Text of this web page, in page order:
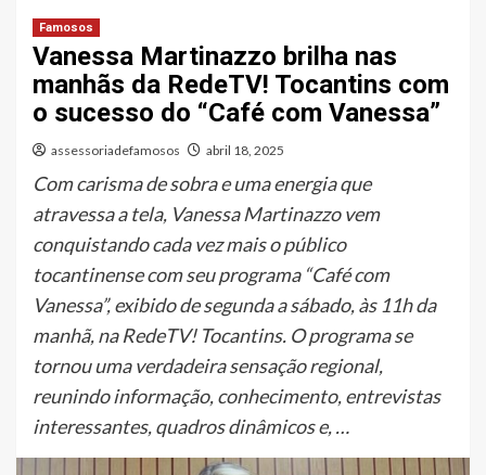
Famosos
Vanessa Martinazzo brilha nas
manhãs da RedeTV! Tocantins com
o sucesso do “Café com Vanessa”
assessoriadefamosos abril 18, 2025
Com carisma de sobra e uma energia que
atravessa a tela, Vanessa Martinazzo vem
conquistando cada vez mais o público
tocantinense com seu programa “Café com
Vanessa”, exibido de segunda a sábado, às 11h da
manhã, na RedeTV! Tocantins. O programa se
tornou uma verdadeira sensação regional,
reunindo informação, conhecimento, entrevistas
interessantes, quadros dinâmicos e, …